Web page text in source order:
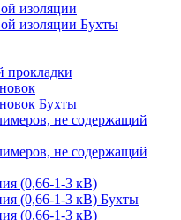
изоляции
изоляции Бухты
прокладки
Бухты
не содержащий
не содержащий
(0,66-1-3 кВ)
(0,66-1-3 кВ) Бухты
(0,66-1-3 кВ)